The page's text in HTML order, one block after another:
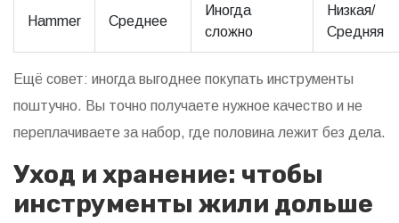
Hammer Среднее
Иногда
сложно
Низкая/
Средняя
Ещё совет: иногда выгоднее покупать инструменты
поштучно. Вы точно получаете нужное качество и не
переплачиваете за набор, где половина лежит без дела.
Уход и хранение: чтобы
инструменты жили дольше